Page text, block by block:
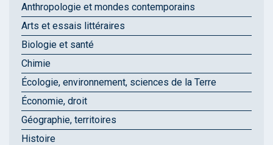
Anthropologie et mondes contemporains
Arts et essais littéraires
Biologie et santé
Chimie
Écologie, environnement, sciences de la Terre
Économie, droit
Géographie, territoires
Histoire